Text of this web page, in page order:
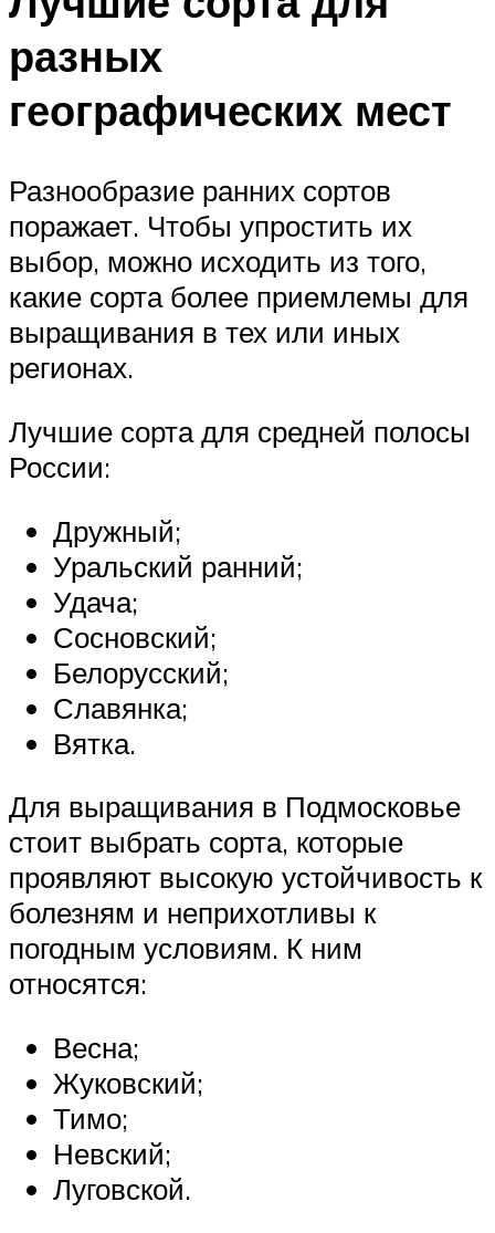
разных
географических мест
Разнообразие ранних сортов
поражает. Чтобы упростить их
выбор, можно исходить из того,
какие сорта более приемлемы для
выращивания в тех или иных
регионах.
Лучшие сорта для средней полосы
России:
Дружный;
Уральский ранний;
Удача;
Сосновский;
Белорусский;
Славянка;
Вятка.
Для выращивания в Подмосковье
стоит выбрать сорта, которые
проявляют высокую устойчивость к
болезням и неприхотливы к
погодным условиям. К ним
относятся:
Весна;
Жуковский;
Тимо;
Невский;
Луговской.